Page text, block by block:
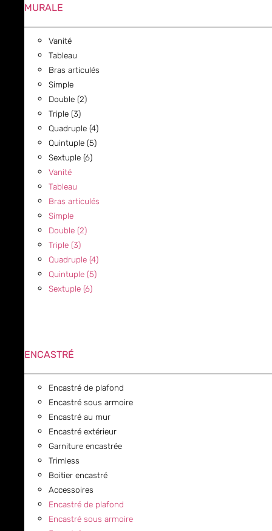
MURALE
Vanité
Tableau
Bras articulés
Simple
Double (2)
Triple (3)
Quadruple (4)
Quintuple (5)
Sextuple (6)
Vanité
Tableau
Bras articulés
Simple
Double (2)
Triple (3)
Quadruple (4)
Quintuple (5)
Sextuple (6)
ENCASTRÉ
Encastré de plafond
Encastré sous armoire
Encastré au mur
Encastré extérieur
Garniture encastrée
Trimless
Boitier encastré
Accessoires
Encastré de plafond
Encastré sous armoire